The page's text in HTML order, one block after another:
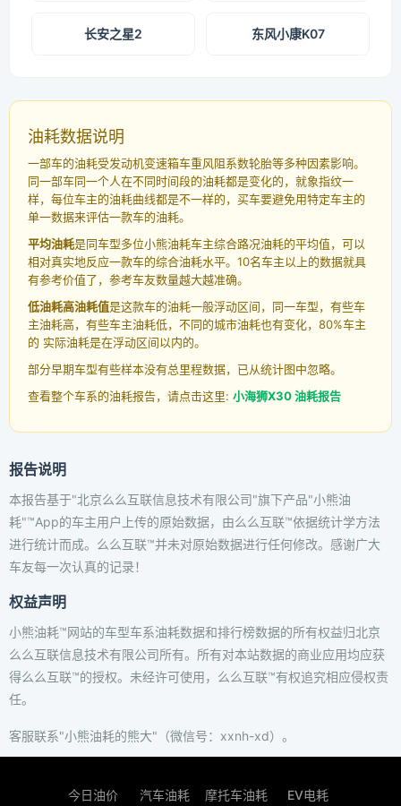
长安之星2 东风小康K07
油耗数据说明
一部车的油耗受发动机变速箱车重风阻系数轮胎等多种因素影响。
同一部车同一个人在不同时间段的油耗都是变化的，就象指纹一
样，每位车主的油耗曲线都是不一样的，买车要避免用特定车主的
单一数据来评估一款车的油耗。
平均油耗是同车型多位小熊油耗车主综合路况油耗的平均值，可以
相对真实地反应一款车的综合油耗水平。10名车主以上的数据就具
有参考价值了，参考车友数量越大越准确。
低油耗高油耗值是这款车的油耗一般浮动区间，同一车型，有些车
主油耗高，有些车主油耗低，不同的城市油耗也有变化，80%车主
的 实际油耗是在浮动区间以内的。
部分早期车型有些样本没有总里程数据，已从统计图中忽略。
查看整个车系的油耗报告，请点击这里: 小海狮X30 油耗报告
报告说明
本报告基于"北京么么互联信息技术有限公司"旗下产品"小熊油
耗"™App的车主用户上传的原始数据，由么么互联™依据统计学方法
进行统计而成。么么互联™并未对原始数据进行任何修改。感谢广大
车友每一次认真的记录！
权益声明
小熊油耗™网站的车型车系油耗数据和排行榜数据的所有权益归北京
么么互联信息技术有限公司所有。所有对本站数据的商业应用均应获
得么么互联™的授权。未经许可使用，么么互联™有权追究相应侵权责
任。
客服联系"小熊油耗的熊大"（微信号：xxnh-xd）。
今日油价 汽车油耗 摩托车油耗 EV电耗